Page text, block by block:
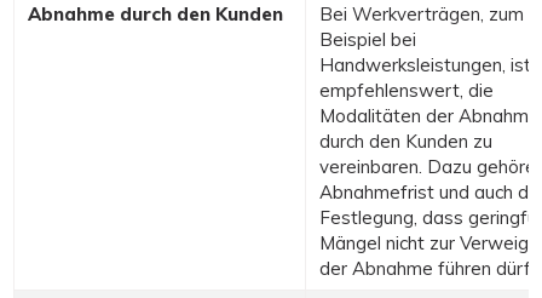
Abnahme durch den Kunden
Bei Werkverträgen, zum
Beispiel bei
Handwerksleistungen, ist
empfehlenswert, die
Modalitäten der Abnahme
durch den Kunden zu
vereinbaren. Dazu
Abnahmefrist und auch die
Festlegung, dass
Mängel nicht zur
der Abnahme führen